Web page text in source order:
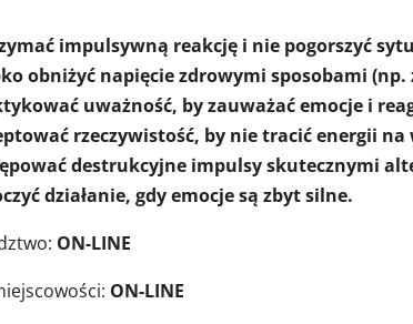
impulsywną reakcję i nie pogorszyć
obniżyć napięcie zdrowymi sposobami
uważność, by zauważać emocje i
rzeczywistość, by nie tracić energii
destrukcyjne impulsy skutecznymi
działanie, gdy emocje są zbyt silne.
ON-LINE
ON-LINE